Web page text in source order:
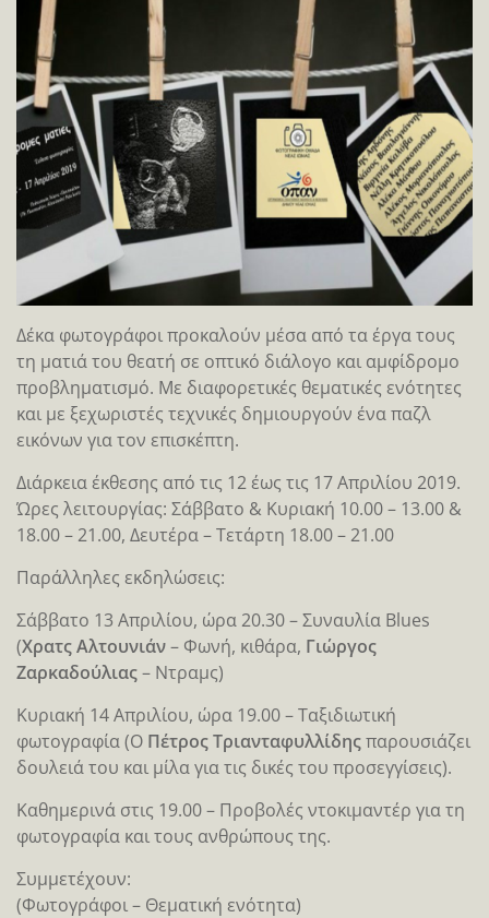
Δέκα φωτογράφοι προκαλούν μέσα από τα έργα τους
τη ματιά του θεατή σε οπτικό διάλογο και αμφίδρομο
προβληματισμό. Με διαφορετικές θεματικές ενότητες
και με ξεχωριστές τεχνικές δημιουργούν ένα παζλ
εικόνων για τον επισκέπτη.
Διάρκεια έκθεσης από τις 12 έως τις 17 Απριλίου 2019.
Ώρες λειτουργίας: Σάββατο & Κυριακή 10.00 – 13.00 &
18.00 – 21.00, Δευτέρα – Τετάρτη 18.00 – 21.00
Παράλληλες εκδηλώσεις:
Σάββατο 13 Απριλίου, ώρα 20.30 – Συναυλία Blues
(Χρατς Αλτουνιάν– Φωνή, κιθάρα, Γιώργος
Ζαρκαδούλιας– Ντραµς)
Κυριακή 14 Απριλίου, ώρα 19.00 – Ταξιδιωτική
φωτογραφία (Ο Πέτρος Τριανταφυλλίδηςπαρουσιάζει
δουλειά του και μίλα για τις δικές του προσεγγίσεις).
Καθηµερινά στις 19.00 – Προβολές ντοκιμαντέρ για τη
φωτογραφία και τους ανθρώπους της.
Συμμετέχουν:
(Φωτογράφοι – Θεματική ενότητα)